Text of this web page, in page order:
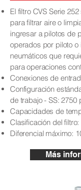
El filtro CVS Serie
para filtrar aire o
ingresar a pilotos de
operados por piloto o
neumáticos que
para operaciones
Conexiones de
Configuración
de trabajo - SS: 2750
Capacidades de
Clasificación del
Diferencial máximo:
Más